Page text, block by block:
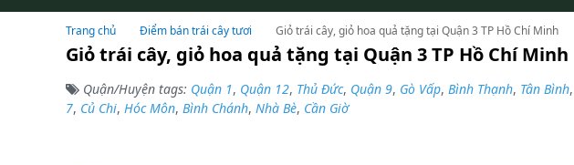
Trang chủ Điểm bán trái cây tươi Giỏ trái cây, giỏ hoa quả tặng tại Quận 3 TP Hồ Chí Minh
Giỏ trái cây, giỏ hoa quả tặng tại Quận 3 TP Hồ Chí Minh
Quận/Huyện tags: Quận 1, Quận 12, Thủ Đức, Quận 9, Gò Vấp, Bình Thạnh, Tân Bình,
7, Củ Chi, Hóc Môn, Bình Chánh, Nhà Bè, Cần Giờ